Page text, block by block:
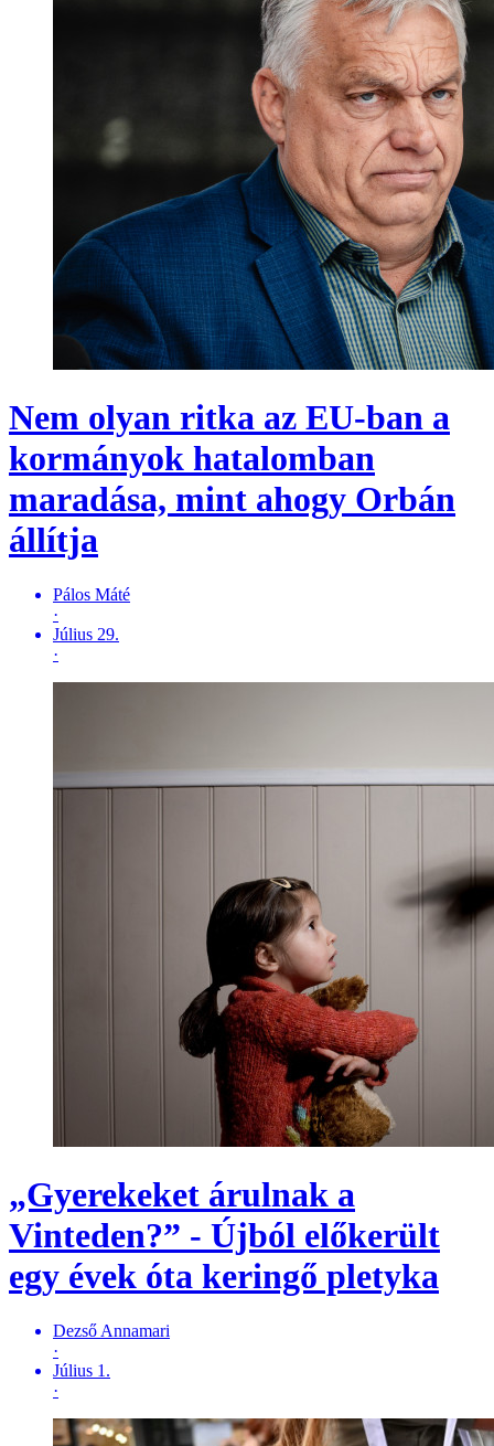
Nem olyan ritka az EU-ban a
kormányok hatalomban
maradása, mint ahogy Orbán
állítja
Pálos Máté
·
Július 29.
·
„Gyerekeket árulnak a
Vinteden?” - Újból előkerült
egy évek óta keringő pletyka
Dezső Annamari
·
Július 1.
·